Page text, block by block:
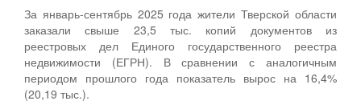
За январь-сентябрь 2025 года жители Тверской области
заказали свыше 23,5 тыс. копий документов из
реестровых дел Единого государственного реестра
недвижимости (ЕГРН). В сравнении с аналогичным
периодом прошлого года показатель вырос на 16,4%
(20,19 тыс.).